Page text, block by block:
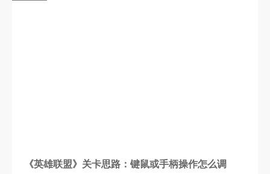
《英雄联盟》关卡思路：键鼠或手柄操作怎么调